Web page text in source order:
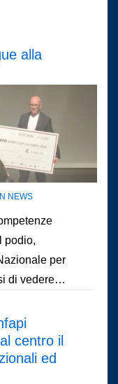
alla
NEWS
podio,
per
di vedere…
centro il
ed